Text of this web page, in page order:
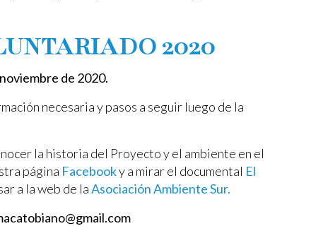
2020
de 2020.
necesaria y pasos a seguir luego de la
la historia del Proyecto y el ambiente en el
página Facebooky a mirar el documental El
a la web de laAsociaciónAmbiente Sur.